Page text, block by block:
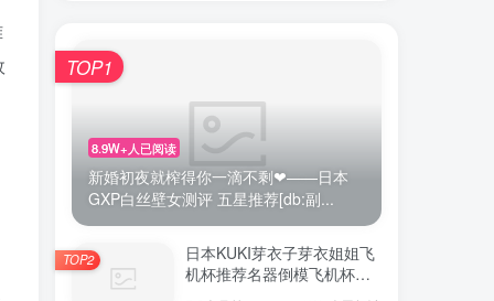
8.9W+人已阅读
新婚初夜就榨得你一滴不剩❤——日本
GXP白丝壁女测评 五星推荐[db:副...
TOP1
日本KUKI芽衣子芽衣姐姐飞
机杯推荐名器倒模飞机杯测
TOP2